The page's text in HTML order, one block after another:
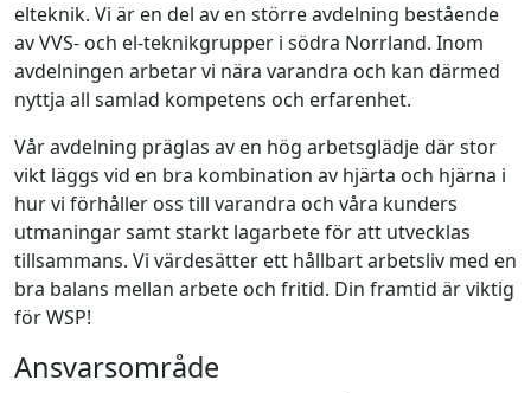
elteknik. Vi är en del av en större avdelning bestående
av VVS- och el-teknikgrupper i södra Norrland. Inom
avdelningen arbetar vi nära varandra och kan därmed
nyttja all samlad kompetens och erfarenhet.
Vår avdelning präglas av en hög arbetsglädje där stor
vikt läggs vid en bra kombination av hjärta och hjärna i
hur vi förhåller oss till varandra och våra kunders
utmaningar samt starkt lagarbete för att utvecklas
tillsammans. Vi värdesätter ett hållbart arbetsliv med en
bra balans mellan arbete och fritid. Din framtid är viktig
för WSP!
Ansvarsområde